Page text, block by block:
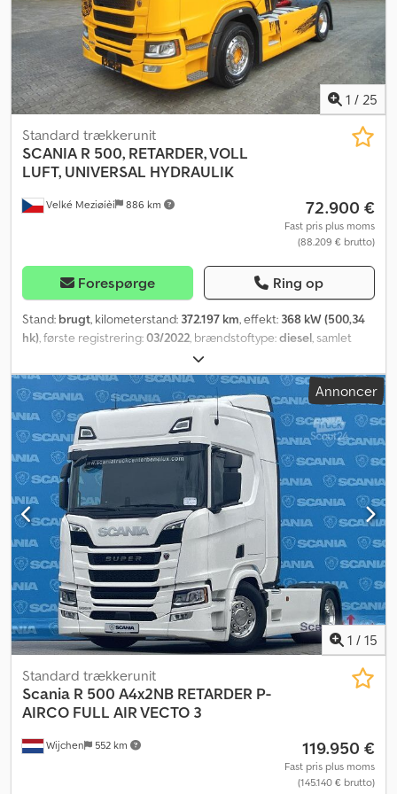
1 / 25
Velké Meziøíèí 886 km
Standard trækkerunit
SCANIA R 500, RETARDER, VOLL
LUFT, UNIVERSAL HYDRAULIK
72.900 €
Fast pris plus moms
(88.209 € brutto)
Forespørge Ring op
Stand: brugt, kilometerstand: 372.197 km, effekt: 368 kW (500,34
hk) , første registrering:03/2022 , brændstoftype:diesel , samlet
, akslekonfiguration:
geartype:automatisk, Udstyr:ABS, elektronisk
stabilitetsprogram (ESP), klimaanlæg, navigationssystem,
parkeringsvarmer, Scania R500 Første indregistrering 03/2022
Kilometerstand 372.197 km Automatgear 4x2 Retarder Euro 6e
ABS Klimaanlæg Fartpilot Parkeringsklimaanlæg Parkeringsvarmer
2 sovepladser Køleskab Mikrobølgeovn 2 tanke (700 + 320 l)
Dwodpfx Ajzmcnhjlfea Differentialespærre Universal hydraulisk
tip-/skubbebund Luftaffjedring foran Bagakselaffjedring, 4 styk
Forhjul 385/55 R22.5, dækmønsterdybde 13 mm Baghjul 315/70
R22.5, dækmønsterdybde 13 mm Fra første ejer Vedligeholdt efter
serviceplan.
Annoncer
1 / 15
Wijchen 552 km
Standard trækkerunit
Scania R 500 A4x2NB RETARDER P-
AIRCO FULL AIR VECTO 3
119.950 €
Fast pris plus moms
(145.140 € brutto)